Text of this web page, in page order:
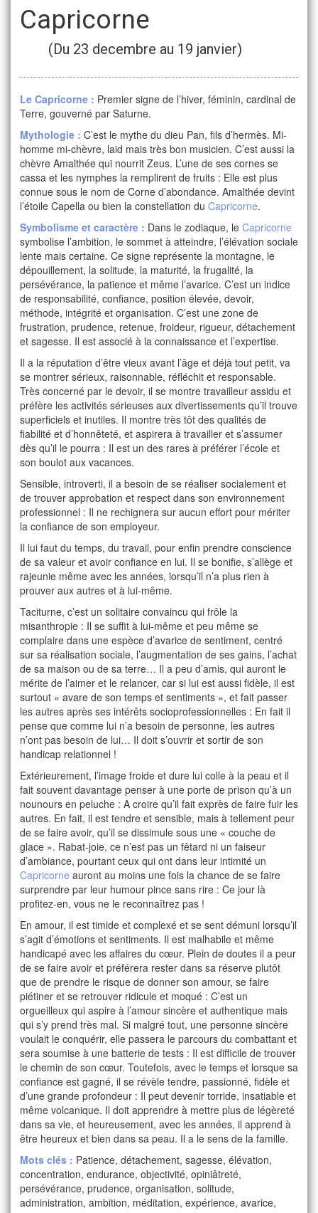
Capricorne
(Du 23 decembre au 19 janvier)
Le Capricorne : Premier signe de l’hiver, féminin, cardinal de
Terre, gouverné par Saturne.
Mythologie : C’est le mythe du dieu Pan, fils d’hermès. Mi-
homme mi-chèvre, laid mais très bon musicien. C’est aussi la
chèvre Amalthée qui nourrit Zeus. L’une de ses cornes se
cassa et les nymphes la remplirent de fruits : Elle est plus
connue sous le nom de Corne d’abondance. Amalthée devint
l’étoile Capella ou bien la constellation du Capricorne.
Symbolisme et caractère : Dans le zodiaque, le Capricorne
symbolise l’ambition, le sommet à atteindre, l’élévation sociale
lente mais certaine. Ce signe représente la montagne, le
dépouillement, la solitude, la maturité, la frugalité, la
persévérance, la patience et même l’avarice. C’est un indice
de responsabilité, confiance, position élevée, devoir,
méthode, intégrité et organisation. C’est une zone de
frustration, prudence, retenue, froideur, rigueur, détachement
et sagesse. Il est associé à la connaissance et l’expertise.
Il a la réputation d’être vieux avant l’âge et déjà tout petit, va
se montrer sérieux, raisonnable, réfléchit et responsable.
Très concerné par le devoir, il se montre travailleur assidu et
préfère les activités sérieuses aux divertissements qu’il trouve
superficiels et inutiles. Il montre très tôt des qualités de
fiabilité et d’honnêteté, et aspirera à travailler et s’assumer
dès qu’il le pourra : Il est un des rares à préférer l’école et
son boulot aux vacances.
Sensible, introverti, il a besoin de se réaliser socialement et
de trouver approbation et respect dans son environnement
professionnel : Il ne rechignera sur aucun effort pour mériter
la confiance de son employeur.
Il lui faut du temps, du travail, pour enfin prendre conscience
de sa valeur et avoir confiance en lui. Il se bonifie, s’allège et
rajeunie même avec les années, lorsqu’il n’a plus rien à
prouver aux autres et à lui-même.
Taciturne, c’est un solitaire convaincu qui frôle la
misanthropie : Il se suffit à lui-même et peu même se
complaire dans une espèce d’avarice de sentiment, centré
sur sa réalisation sociale, l’augmentation de ses gains, l’achat
de sa maison ou de sa terre… Il a peu d’amis, qui auront le
mérite de l’aimer et le relancer, car si lui est aussi fidèle, il est
surtout « avare de son temps et sentiments », et fait passer
les autres après ses intérêts socioprofessionnelles : En fait il
pense que comme lui n’a besoin de personne, les autres
n’ont pas besoin de lui… Il doit s’ouvrir et sortir de son
handicap relationnel !
Extérieurement, l’image froide et dure lui colle à la peau et il
fait souvent davantage penser à une porte de prison qu’à un
nounours en peluche : A croire qu’il fait exprès de faire fuir les
autres. En fait, il est tendre et sensible, mais à tellement peur
de se faire avoir, qu’il se dissimule sous une « couche de
glace ». Rabat-joie, ce n’est pas un fêtard ni un faiseur
d’ambiance, pourtant ceux qui ont dans leur intimité un
Capricorne auront au moins une fois la chance de se faire
surprendre par leur humour pince sans rire : Ce jour là
profitez-en, vous ne le reconnaîtrez pas !
En amour, il est timide et complexé et se sent démuni lorsqu’il
s’agit d’émotions et sentiments. Il est malhabile et même
handicapé avec les affaires du cœur. Plein de doutes il a peur
de se faire avoir et préférera rester dans sa réserve plutôt
que de prendre le risque de donner son amour, se faire
piétiner et se retrouver ridicule et moqué : C’est un
orgueilleux qui aspire à l’amour sincère et authentique mais
qui s’y prend très mal. Si malgré tout, une personne sincère
voulait le conquérir, elle passera le parcours du combattant et
sera soumise à une batterie de tests : Il est difficile de trouver
le chemin de son cœur. Toutefois, avec le temps et lorsque sa
confiance est gagné, il se révèle tendre, passionné, fidèle et
d’une grande profondeur : Il peut devenir torride, insatiable et
même volcanique. Il doit apprendre à mettre plus de légèreté
dans sa vie, et heureusement, avec les années, il apprend à
être heureux et bien dans sa peau. Il a le sens de la famille.
Mots clés : Patience, détachement, sagesse, élévation,
concentration, endurance, objectivité, opiniâtreté,
persévérance, prudence, organisation, solitude,
administration, ambition, méditation, expérience, avarice,